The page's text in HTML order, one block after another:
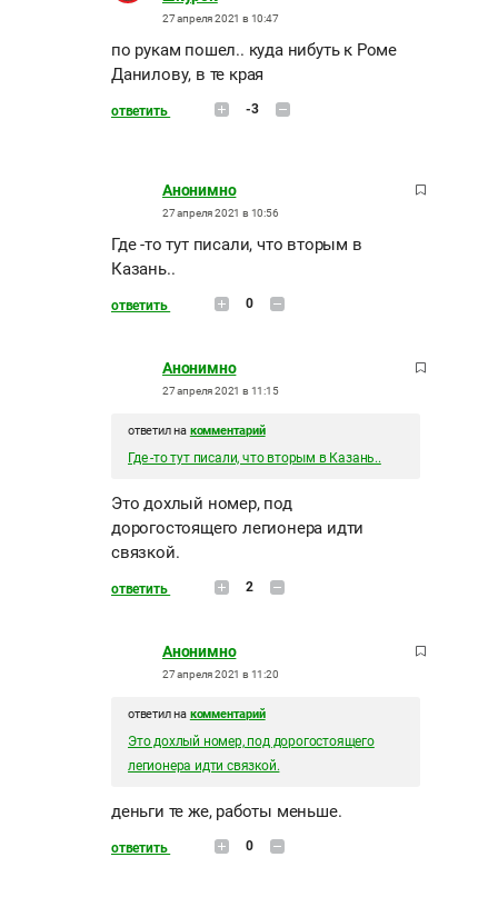
27 апреля 2021 в 10:47
по рукам пошел.. куда нибуть к Роме
Данилову, в те края
ответить -3
Анонимно
27 апреля 2021 в 10:56
Где -то тут писали, что вторым в
Казань..
ответить 0
Анонимно
27 апреля 2021 в 11:15
ответил на комментарий
Где -то тут писали, что вторым в Казань..
Это дохлый номер, под
дорогостоящего легионера идти
связкой.
ответить 2
Анонимно
27 апреля 2021 в 11:20
ответил на комментарий
Это дохлый номер, под дорогостоящего
легионера идти связкой.
деньги те же, работы меньше.
ответить 0